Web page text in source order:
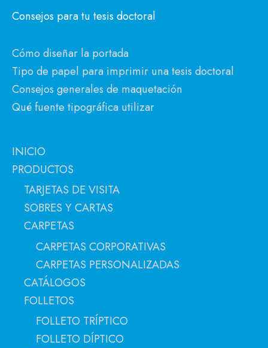
Consejos para tu tesis doctoral
Cómo diseñar la portada
Tipo de papel para imprimir una tesis doctoral
Consejos generales de maquetación
Qué fuente tipográfica utilizar
INICIO
PRODUCTOS
TARJETAS DE VISITA
SOBRES Y CARTAS
CARPETAS
CARPETAS CORPORATIVAS
CARPETAS PERSONALIZADAS
CATÁLOGOS
FOLLETOS
FOLLETO TRÍPTICO
FOLLETO DÍPTICO